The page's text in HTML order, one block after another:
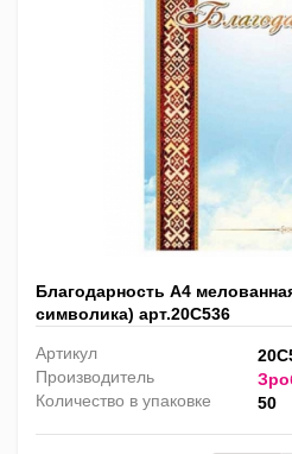
Благодарность А4
символика) арт.20С536
Артикул
Производитель
Количество в упаковке
50